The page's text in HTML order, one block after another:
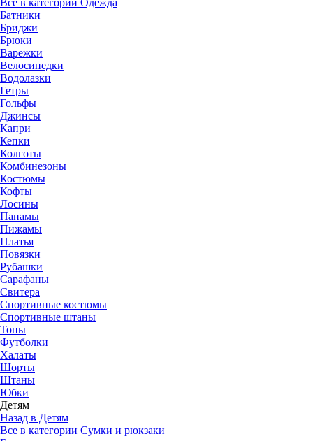
Все в категории Одежда
Батники
Бриджи
Брюки
Варежки
Велосипедки
Водолазки
Гетры
Гольфы
Джинсы
Капри
Кепки
Колготы
Комбинезоны
Костюмы
Кофты
Лосины
Панамы
Пижамы
Платья
Повязки
Рубашки
Сарафаны
Свитера
Спортивные костюмы
Спортивные штаны
Топы
Футболки
Халаты
Шорты
Штаны
Юбки
Детям
Назад в Детям
Все в категории Сумки и рюкзаки